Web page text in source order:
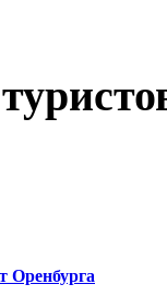
Оренбурга